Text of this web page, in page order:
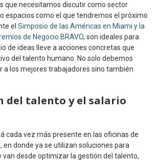
que necesitamos discutir como sector
espacios como el que tendremos el próximo
el Simposio de las Américas en Miami y la
de Negocio BRAVO, son ideales para
de ideas lleve a acciones concretas que
del talento humano. No solo debemos
a los mejores trabajadores sino también
del talento y el salario
cada vez más presente en las oficinas de
en donde ya se utilizan soluciones para
desde optimizar la gestión del talento,